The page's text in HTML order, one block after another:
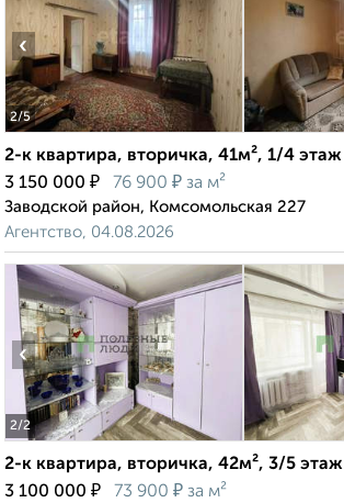
2/5
‹
2-к квартира, вторичка, 41м², 1/4 этаж
3 150 000 ₽ 76 900 ₽ за м²
Заводской район, Комсомольская 227
Агентство, 04.08.2026
2/2
‹
2-к квартира, вторичка, 42м², 3/5 этаж
3 100 000 ₽ 73 900 ₽ за м²